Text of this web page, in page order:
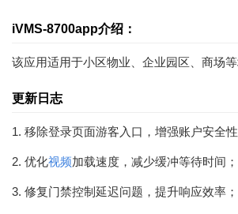
iVMS-8700app介绍：
该应用适用于小区物业、企业园区、商场
更新日志
1. 移除登录页面游客入口，增强账户安全性
2. 优化视频加载速度，减少缓冲等待时间；
3. 修复门禁控制延迟问题，提升响应效率；